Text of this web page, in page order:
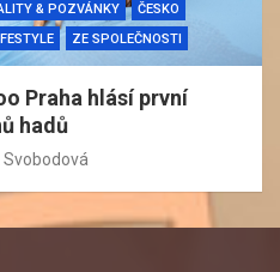
& POZVÁNKY
ČESKO
ZE SPOLEČNOSTI
Praha hlásí první
hadů
Svobodová